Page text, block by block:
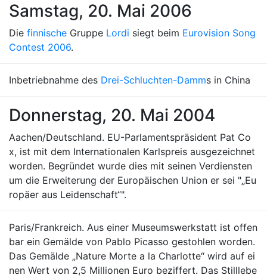
Samstag, 20. Mai 2006
Die finnische Gruppe Lordi siegt beim Eurovision Song
Contest 2006.
Inbetriebnahme des Drei-Schluchten-Damms in China
Donnerstag, 20. Mai 2004
Aachen/Deutschland. EU-Parlamentspräsident Pat Co
x, ist mit dem Internationalen Karlspreis ausgezeichnet
worden. Begründet wurde dies mit seinen Verdiensten
um die Erweiterung der Europäischen Union er sei "„Eu
ropäer aus Leidenschaft“".
Paris/Frankreich. Aus einer Museumswerkstatt ist offen
bar ein Gemälde von Pablo Picasso gestohlen worden.
Das Gemälde „Nature Morte a la Charlotte“ wird auf ei
nen Wert von 2,5 Millionen Euro beziffert. Das Stilllebe